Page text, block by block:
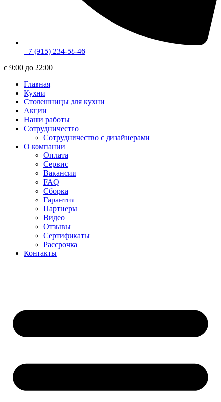
+7 (915) 234-58-46
c 9:00 до 22:00
Главная
Кухни
Столешницы для кухни
Акции
Наши работы
Сотрудничество
Сотрудничество с дизайнерами
О компании
Оплата
Сервис
Вакансии
FAQ
Сборка
Гарантия
Партнеры
Видео
Отзывы
Сертификаты
Рассрочка
Контакты